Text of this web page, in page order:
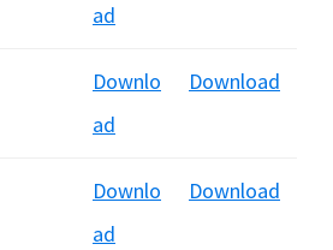
ad
Downlo
ad
Download
Downlo
ad
Download